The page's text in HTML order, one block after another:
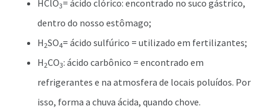
HClO3= ácido clórico: encontrado no suco gástrico,
dentro do nosso estômago;
H2SO4= ácido sulfúrico = utilizado em fertilizantes;
H2CO3: ácido carbônico = encontrado em
refrigerantes e na atmosfera de locais poluídos. Por
isso, forma a chuva ácida, quando chove.